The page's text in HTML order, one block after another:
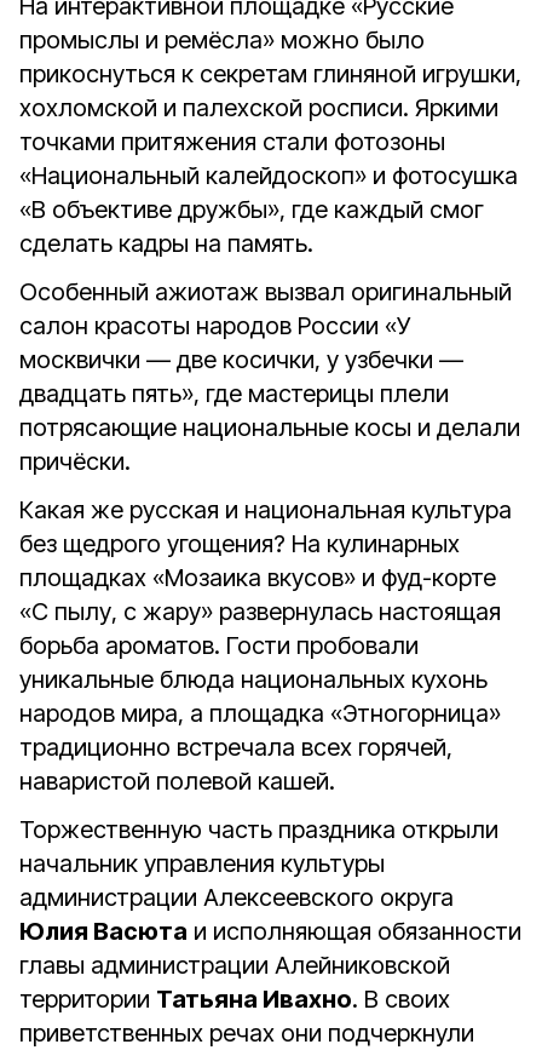
На интерактивной площадке «Русские
промыслы и ремёсла» можно было
прикоснуться к секретам глиняной игрушки,
хохломской и палехской росписи. Яркими
точками притяжения стали фотозоны
«Национальный калейдоскоп» и фотосушка
«В объективе дружбы», где каждый смог
сделать кадры на память.
Особенный ажиотаж вызвал оригинальный
салон красоты народов России «У
москвички — две косички, у узбечки —
двадцать пять», где мастерицы плели
потрясающие национальные косы и делали
причёски.
Какая же русская и национальная культура
без щедрого угощения? На кулинарных
площадках «Мозаика вкусов» и фуд-корте
«С пылу, с жару» развернулась настоящая
борьба ароматов. Гости пробовали
уникальные блюда национальных кухонь
народов мира, а площадка «Этногорница»
традиционно встречала всех горячей,
наваристой полевой кашей.
Торжественную часть праздника открыли
начальник управления культуры
администрации Алексеевского округа
Юлия Васюта и исполняющая обязанности
главы администрации Алейниковской
территории Татьяна Ивахно. В своих
приветственных речах они подчеркнули